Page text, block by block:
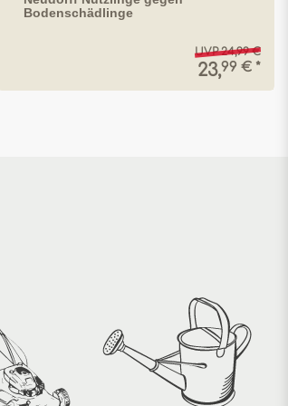
Bodenschädlinge
UVP 24,99 €
23,99 € *